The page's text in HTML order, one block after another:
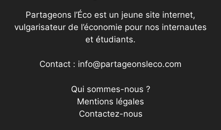
Partageons l’Éco est un jeune site internet,
vulgarisateur de l’économie pour nos internautes
et étudiants.
Contact : info@partageonsleco.com
Qui sommes-nous ?
Mentions légales
Contactez-nous